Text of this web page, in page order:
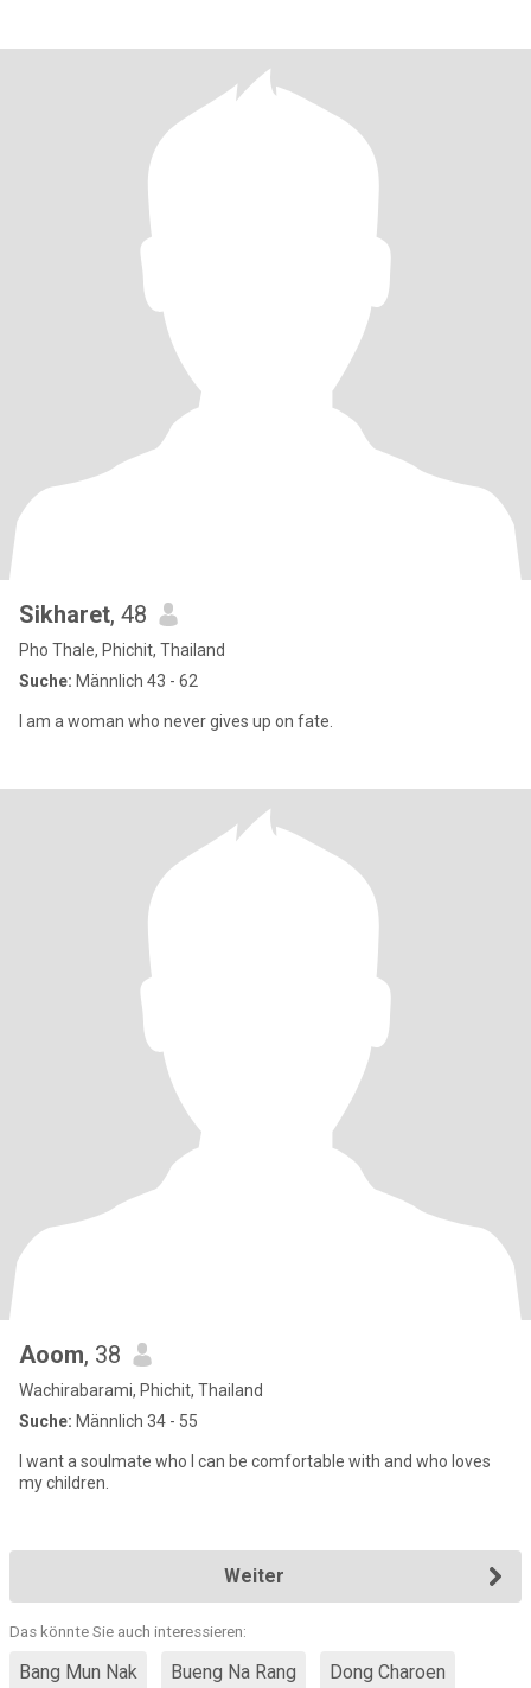
Sikharet, 48
Pho Thale, Phichit, Thailand
Suche: Männlich 43 - 62
I am a woman who never gives up on fate.
Aoom, 38
Wachirabarami, Phichit, Thailand
Suche: Männlich 34 - 55
I want a soulmate who I can be comfortable with and who loves
my children.
Weiter
Das könnte Sie auch interessieren:
Bang Mun Nak Bueng Na Rang Dong Charoen